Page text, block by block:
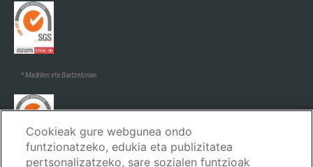
* Madrilen eta Bartzelonan.
Cookieak gure webgunea ondo
funtzionatzeko, edukia eta publizitatea
pertsonalizatzeko, sare sozialen funtzioak